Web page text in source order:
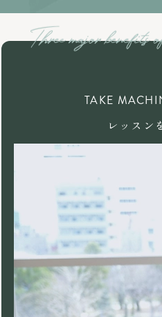
TAKE
レッスン